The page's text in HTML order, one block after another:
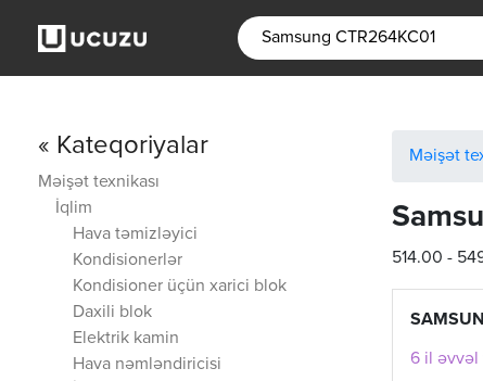
« Kateqoriyalar
Məişət texnikası
İqlim
Hava təmizləyici
Kondisionerlər
Kondisioner üçün xarici blok
Daxili blok
Elektrik kamin
Hava nəmləndiricisi
Məişət
514.00 -
6 il